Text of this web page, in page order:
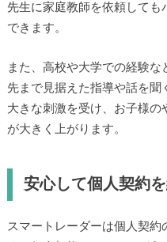
先生に家庭教師を依頼して
できます。
また、高校や大学での経験
先まで見据えた指導や話を聞
大きな刺激を受け、お子様の
が大きく上がります。
安心して個人契約を
スマートレーダーは個人契